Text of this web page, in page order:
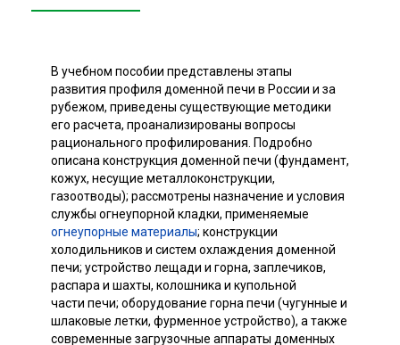
В учебном пособии представлены этапы
развития профиля доменной печи в России и за
рубежом, приведены существующие методики
его расчета, проанализированы вопросы
рационального профилирования. Подробно
описана конструкция доменной печи (фундамент,
кожух, несущие металлоконструкции,
газоотводы); рассмотрены назначение и условия
службы огнеупорной кладки, применяемые
огнеупорные материалы; конструкции
холодильников и систем охлаждения доменной
печи; устройство лещади и горна, заплечиков,
распара и шахты, колошника и купольной
части печи; оборудование горна печи (чугунные и
шлаковые летки, фурменное устройство), а также
современные загрузочные аппараты доменных